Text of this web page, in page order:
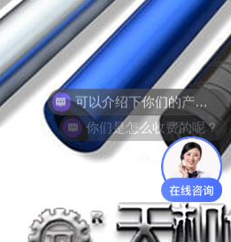
你们是怎么收费的呢？